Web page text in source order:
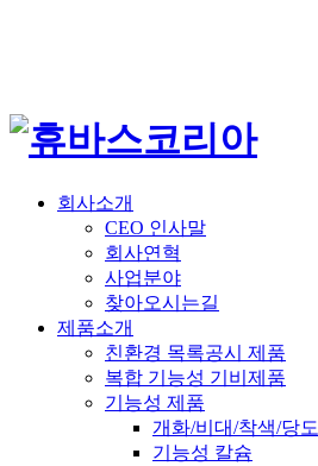
회사소개
CEO 인사말
회사연혁
사업분야
찾아오시는길
제품소개
친환경 목록공시 제품
복합 기능성 기비제품
기능성 제품
개화/비대/착색/당도
기능성 칼슘